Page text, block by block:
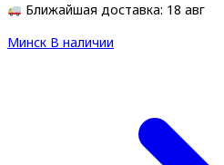
Ближайшая доставка: 18 авг
Минск В наличии